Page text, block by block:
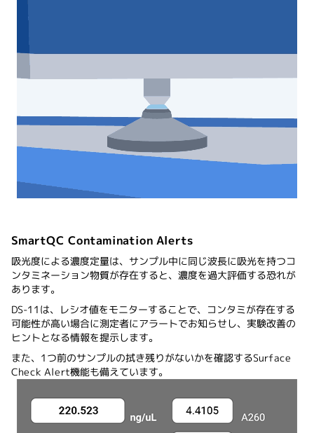
SmartQC Contamination Alerts
吸光度による濃度定量は、サンプル中に同じ波長に吸光を持つコ
ンタミネーション物質が存在すると、濃度を過大評価する恐れが
あります。
DS-11は、レシオ値をモニターすることで、コンタミが存在する
可能性が高い場合に測定者にアラートでお知らせし、実験改善の
ヒントとなる情報を提示します。
また、1つ前のサンプルの拭き残りがないかを確認するSurface
Check Alert機能も備えています。